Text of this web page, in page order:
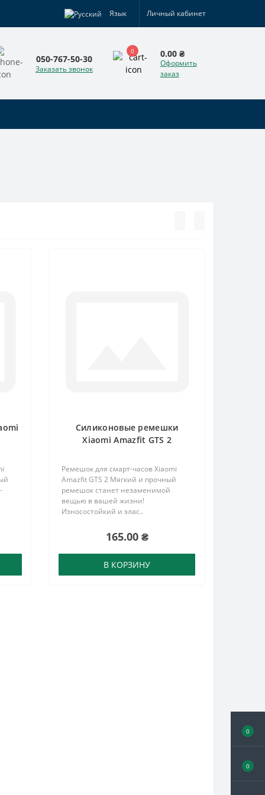
0
0
Язык Личный кабинет
050-767-50-30
Заказать звонок
0 0.00 ₴
Оформить
заказ
Силиконовые ремешки
Xiaomi Amazfit GTS 2
Ремешок для смарт-часов Xiaomi
Amazfit GTS 2 Мягкий и прочный
ремешок станет незаменимой
вещью в вашей жизни!
Износостойкий и элас..
165.00 ₴
В КОРЗИНУ